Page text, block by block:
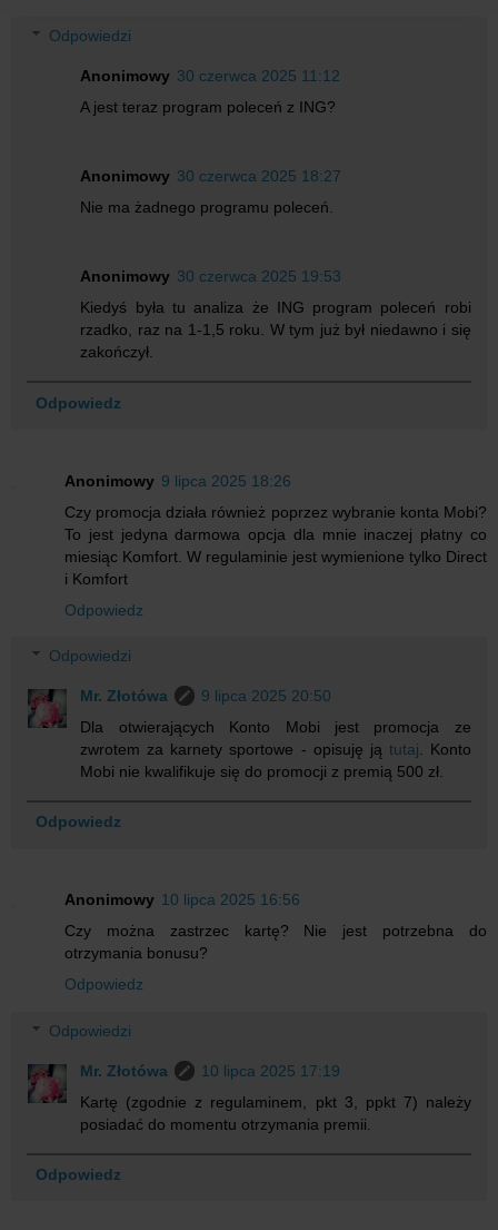
Odpowiedzi
Anonimowy 30 czerwca 2025 11:12
A jest teraz program poleceń z ING?
Anonimowy 30 czerwca 2025 18:27
Nie ma żadnego programu poleceń.
Anonimowy 30 czerwca 2025 19:53
Kiedyś była tu analiza że ING program poleceń robi
rzadko, raz na 1-1,5 roku. W tym już był niedawno i się
zakończył.
Odpowiedz
Anonimowy 9 lipca 2025 18:26
Czy promocja działa również poprzez wybranie konta Mobi?
To jest jedyna darmowa opcja dla mnie inaczej płatny co
miesiąc Komfort. W regulaminie jest wymienione tylko Direct
i Komfort
Odpowiedz
Odpowiedzi
Mr. Złotówa
9 lipca 2025 20:50
Dla otwierających Konto Mobi jest promocja ze
zwrotem za karnety sportowe - opisuję ją tutaj . Konto
Mobi nie kwalifikuje się do promocji z premią 500 zł.
Odpowiedz
Anonimowy 10 lipca 2025 16:56
Czy można zastrzec kartę? Nie jest potrzebna do
otrzymania bonusu?
Odpowiedz
Odpowiedzi
Mr. Złotówa
10 lipca 2025 17:19
Kartę (zgodnie z regulaminem, pkt 3, ppkt 7) należy
posiadać do momentu otrzymania premii.
Odpowiedz